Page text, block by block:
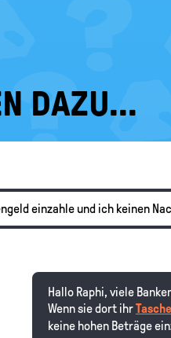
DAZU...
einzahle und ich keinen
Hallo Raphi, viele
Wenn sie dort ihr
keine hohen Beträge